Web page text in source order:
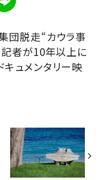
団脱走“カウラ事
者が10年以上に
ュメンタリー映